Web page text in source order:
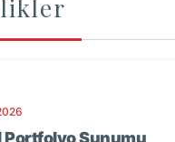
dijital afişler
Portfolyo Sunumu